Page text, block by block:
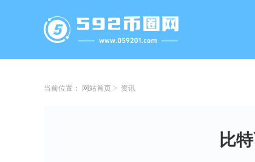
当前位置： 网站首页 资讯
比